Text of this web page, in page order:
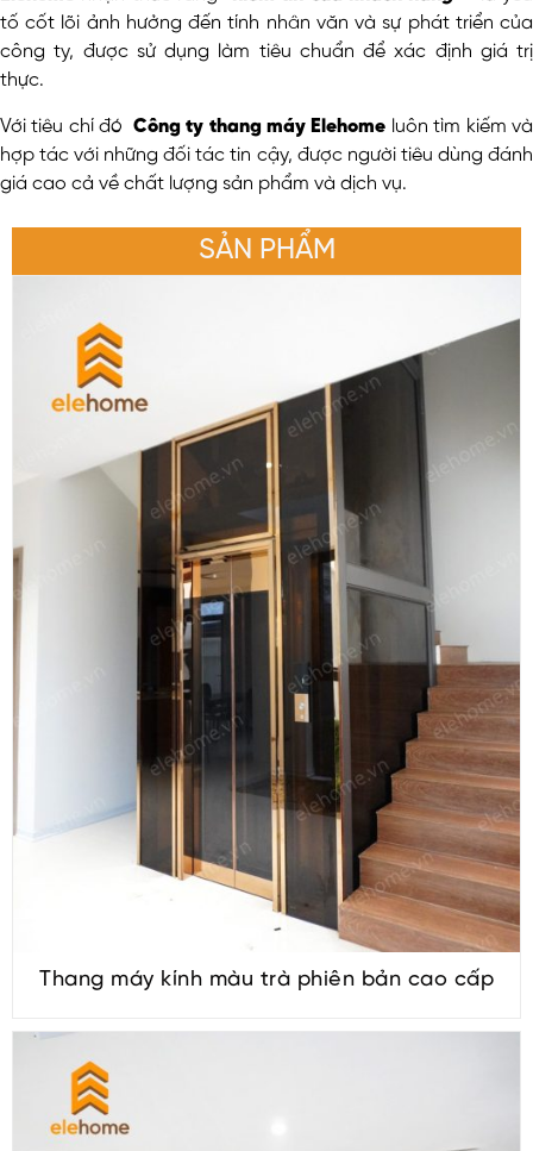
tố cốt lõi ảnh hưởng đến tính nhân văn và sự phát triển của
công ty, được sử dụng làm tiêu chuẩn để xác định giá trị
thực.
Với tiêu chí đó Công ty thang máy Elehome luôn tìm kiếm và
hợp tác với những đối tác tin cậy, được người tiêu dùng đánh
giá cao cả về chất lượng sản phẩm và dịch vụ.
SẢN PHẨM
Thang máy kính màu trà phiên bản cao cấp